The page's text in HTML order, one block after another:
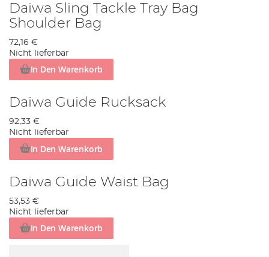
Daiwa Sling Tackle Tray Bag
Shoulder Bag
72,16 €
Nicht lieferbar
In Den Warenkorb
Daiwa Guide Rucksack
92,33 €
Nicht lieferbar
In Den Warenkorb
Daiwa Guide Waist Bag
53,53 €
Nicht lieferbar
In Den Warenkorb